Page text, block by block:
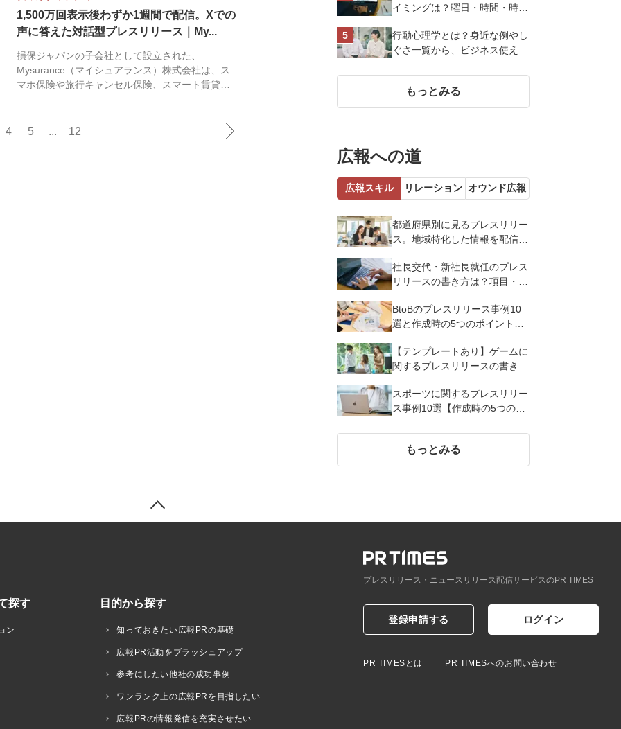
1,500万回表示後わずか1週間で配信。Xでの
声に答えた対話型プレスリリース｜My...
損保ジャパンの子会社として設立された、
Mysurance（マイシュアランス）株式会社は、ス
マホ保険や旅行キャンセル保険、スマート賃貸火
4 5 ... 12
イミングは？曜日・時間・時期
化させよう
行動心理学とは？身近な例やし
ぐさ一覧から、ビジネス使える
もっとみる
広報への道
広報スキル リレーション オウンド広報
都道府県別に見るプレスリリー
ス。地域特化した情報を配信す
社長交代・新社長就任のプレス
リリースの書き方は？項目・ポ
BtoBのプレスリリース事例10
選と作成時の5つのポイントを
【テンプレートあり】ゲームに
関するプレスリリースの書き方
スポーツに関するプレスリリー
ス事例10選【作成時の5つのポ
もっとみる
探す
ン
目的から探す
知っておきたい広報PRの基礎
広報PR活動をブラッシュアップ
参考にしたい他社の成功事例
ワンランク上の広報PRを目指したい
広報PRの情報発信を充実させたい
プレスリリース・ニュースリリース配信サービスのPR TIMES
登録申請する ログイン
PR TIMESとは PR TIMESへのお問い合わせ